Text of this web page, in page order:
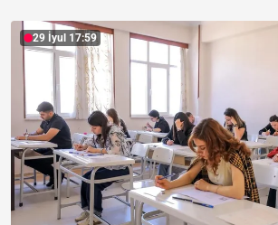
29 İyul 17:59